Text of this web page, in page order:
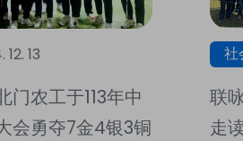
13
门农工于113年中
会勇夺7金4银3铜
社
联
走